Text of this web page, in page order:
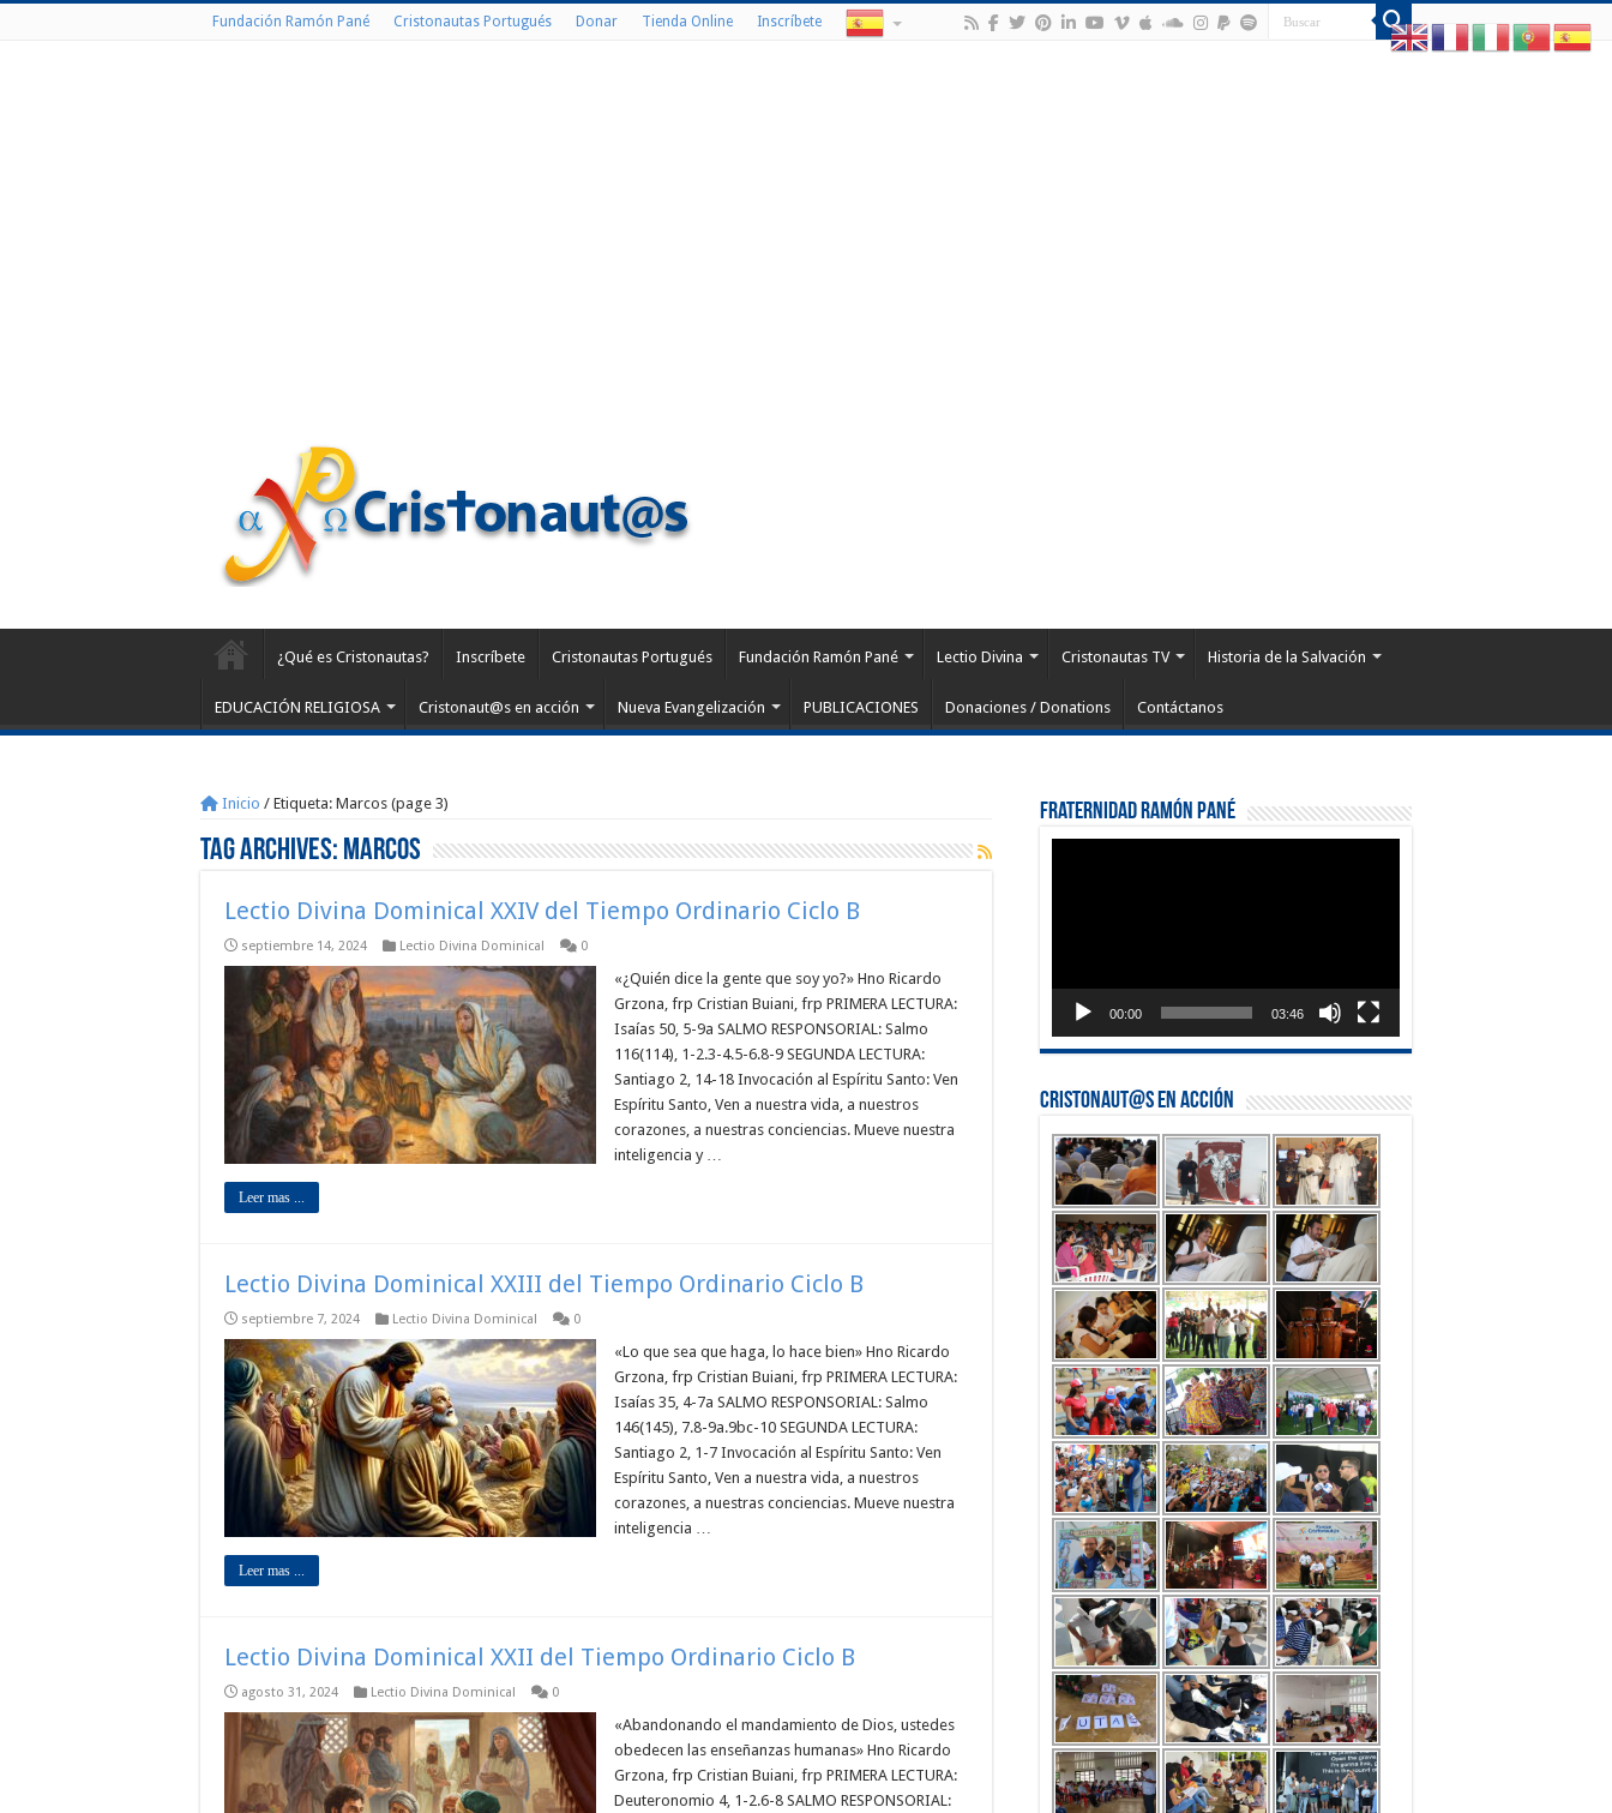
Fundación Ramón Pané Cristonautas Portugués Donar Tienda Online Inscríbete
¿Qué es Cristonautas? Inscríbete Cristonautas Portugués Fundación Ramón Pané Lectio Divina Cristonautas TV Historia de la Salvación
EDUCACIÓN RELIGIOSA Cristonaut@s en acción Nueva Evangelización PUBLICACIONES Donaciones / Donations Contáctanos
Inicio / Etiqueta: Marcos (page 3)
Tag Archives: Marcos
Lectio Divina Dominical XXIV del Tiempo Ordinario Ciclo B
septiembre 14, 2024 Lectio Divina Dominical 0
«¿Quién dice la gente que soy yo?» Hno Ricardo
Grzona, frp Cristian Buiani, frp PRIMERA LECTURA:
Isaías 50, 5-9a SALMO RESPONSORIAL: Salmo
116(114), 1-2.3-4.5-6.8-9 SEGUNDA LECTURA:
Santiago 2, 14-18 Invocación al Espíritu Santo: Ven
Espíritu Santo, Ven a nuestra vida, a nuestros
corazones, a nuestras conciencias. Mueve nuestra
inteligencia y …
Leer mas ...
Lectio Divina Dominical XXIII del Tiempo Ordinario Ciclo B
septiembre 7, 2024 Lectio Divina Dominical 0
«Lo que sea que haga, lo hace bien» Hno Ricardo
Grzona, frp Cristian Buiani, frp PRIMERA LECTURA:
Isaías 35, 4-7a SALMO RESPONSORIAL: Salmo
146(145), 7.8-9a.9bc-10 SEGUNDA LECTURA:
Santiago 2, 1-7 Invocación al Espíritu Santo: Ven
Espíritu Santo, Ven a nuestra vida, a nuestros
corazones, a nuestras conciencias. Mueve nuestra
inteligencia …
Leer mas ...
Lectio Divina Dominical XXII del Tiempo Ordinario Ciclo B
agosto 31, 2024 Lectio Divina Dominical 0
«Abandonando el mandamiento de Dios, ustedes
obedecen las enseñanzas humanas» Hno Ricardo
Grzona, frp Cristian Buiani, frp PRIMERA LECTURA:
Deuteronomio 4, 1-2.6-8 SALMO RESPONSORIAL:
Fraternidad Ramón Pané
00:00 03:46
Cristonaut@s en Acción